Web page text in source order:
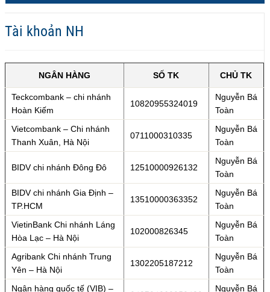
Tài khoản NH
NGÂN HÀNG SỐ TK CHỦ TK
Teckcombank – chi nhánh
Hoàn Kiếm
10820955324019
Nguyễn Bá
Toàn
Vietcombank – Chi nhánh
Thanh Xuân, Hà Nội
0711000310335
Nguyễn Bá
Toàn
BIDV chi nhánh Đông Đô 12510000926132
Nguyễn Bá
Toàn
BIDV chi nhánh Gia Định –
TP.HCM
13510000363352
Nguyễn Bá
Toàn
VietinBank Chi nhánh Láng
Hòa Lạc – Hà Nội
102000826345
Nguyễn Bá
Toàn
Agribank Chi nhánh Trung
Yên – Hà Nội
1302205187212
Nguyễn Bá
Toàn
Ngân hàng quốc tế (VIB) –
Nguyễn Bá